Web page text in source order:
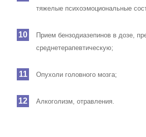
тяжелые психоэмоциональные
Прием бензодиазепинов в дозе,
среднетерапевтическую;
Опухоли головного мозга;
Алкоголизм, отравления.